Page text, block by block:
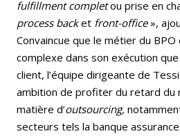
fulfillment completou prise en
process backet front-office»,
Convaincue que le métier du
complexe dans son exécution
client, l’équipe dirigeante de
ambition de profiter du retard du
matière d’outsourcing,
secteurs tels la banque